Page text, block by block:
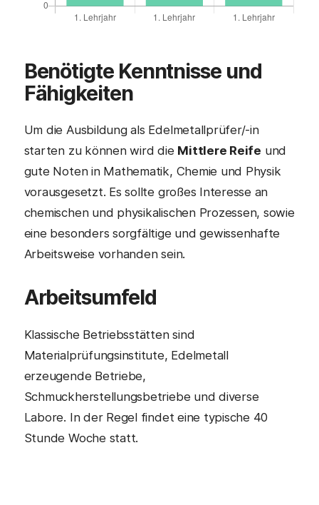
Benötigte Kenntnisse und
Fähigkeiten
Um die Ausbildung als Edelmetallprüfer/-in
starten zu können wird die Mittlere Reife und
gute Noten in Mathematik, Chemie und Physik
vorausgesetzt. Es sollte großes Interesse an
chemischen und physikalischen Prozessen, sowie
eine besonders sorgfältige und gewissenhafte
Arbeitsweise vorhanden sein.
Arbeitsumfeld
Klassische Betriebsstätten sind
Materialprüfungsinstitute, Edelmetall
erzeugende Betriebe,
Schmuckherstellungsbetriebe und diverse
Labore. In der Regel findet eine typische 40
Stunde Woche statt.